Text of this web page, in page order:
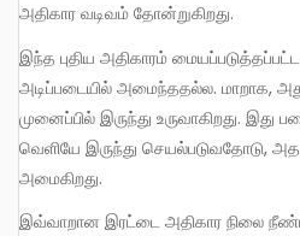
அதிகார வடிவம் தோன்றுகிறது.
இந்த புதிய அதிகாரம் மையப்படுத்தப்பட்ட அரசின் சட்டங்களின்
அடிப்படையில் அமைந்ததல்ல. மாறாக,
முனைப்பில் இருந்து உருவாகிறது. இது
வெளியே இருந்து செயல்படுவதோடு,
அமைகிறது.
இவ்வாறான இரட்டை அதிகார நிலை நீண்ட காலம் நீடிக்க முடியாது.